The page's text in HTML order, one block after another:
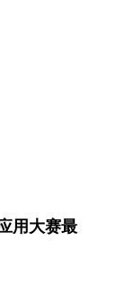
用大赛最